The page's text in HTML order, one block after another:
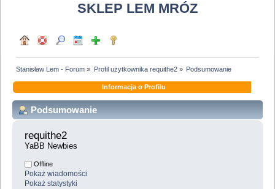
SKLEP LEM MRÓZ
Stanisław Lem - Forum » Profil użytkownika requithe2» Podsumowanie
Informacja o Profilu
Podsumowanie
requithe2
YaBB Newbies
Offline
Pokaż wiadomości
Pokaż statystyki